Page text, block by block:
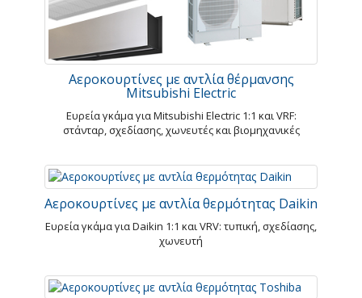
Αεροκουρτίνες με αντλία θέρμανσης
Mitsubishi Electric
Ευρεία γκάμα για Mitsubishi Electric 1:1 και VRF:
στάνταρ, σχεδίασης, χωνευτές και βιομηχανικές
Αεροκουρτίνες με αντλία θερμότητας Daikin
Ευρεία γκάμα για Daikin 1:1 και VRV: τυπική, σχεδίασης,
χωνευτή